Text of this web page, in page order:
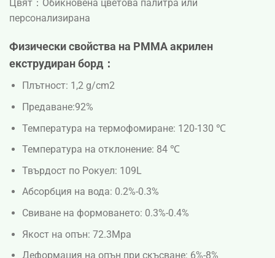
Цвят： Обикновена цветова палитра или
персонализирана
Физически свойства на PMMA акрилен
екструдиран борд：
Плътност: 1,2 g/cm2
Предаване:92%
Температура на термофомиране: 120-130 ℃
Температура на отклонение: 84 ℃
Твърдост по Рокуел: 109L
Абсорбция на вода: 0.2%-0.3%
Свиване на формоването: 0.3%-0.4%
Якост на опън: 72.3Mpa
Деформация на опън при скъсване: 6%-8%